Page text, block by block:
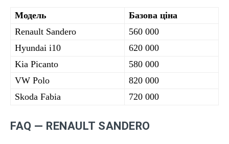
Модель
Базова ціна
Renault Sandero
560 000
Hyundai i10
620 000
Kia Picanto
580 000
VW Polo
820 000
Skoda Fabia
720 000
FAQ — RENAULT SANDERO